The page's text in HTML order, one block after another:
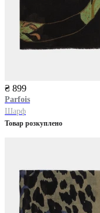
₴ 899
Parfois
Шарф
Товар розкуплено